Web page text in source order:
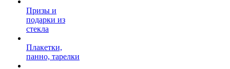
Призы и
подарки из
стекла
Плакетки,
панно, тарелки